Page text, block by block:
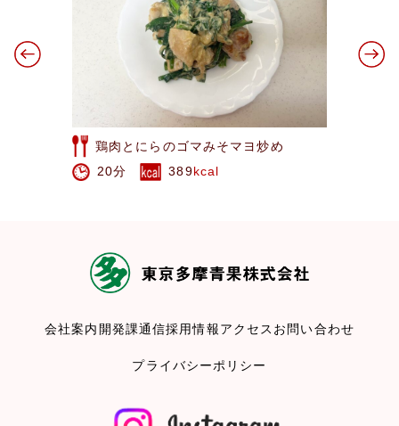
鶏肉とにらのゴマみそマヨ炒め
20分
389kcal
会社案内 開発課通信採用情報アクセス お問い合わせ
プライバシーポリシー